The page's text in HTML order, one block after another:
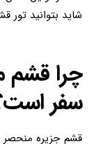
شاید بتوانید تور
چرا
سفر
قشم جزیره منحصر